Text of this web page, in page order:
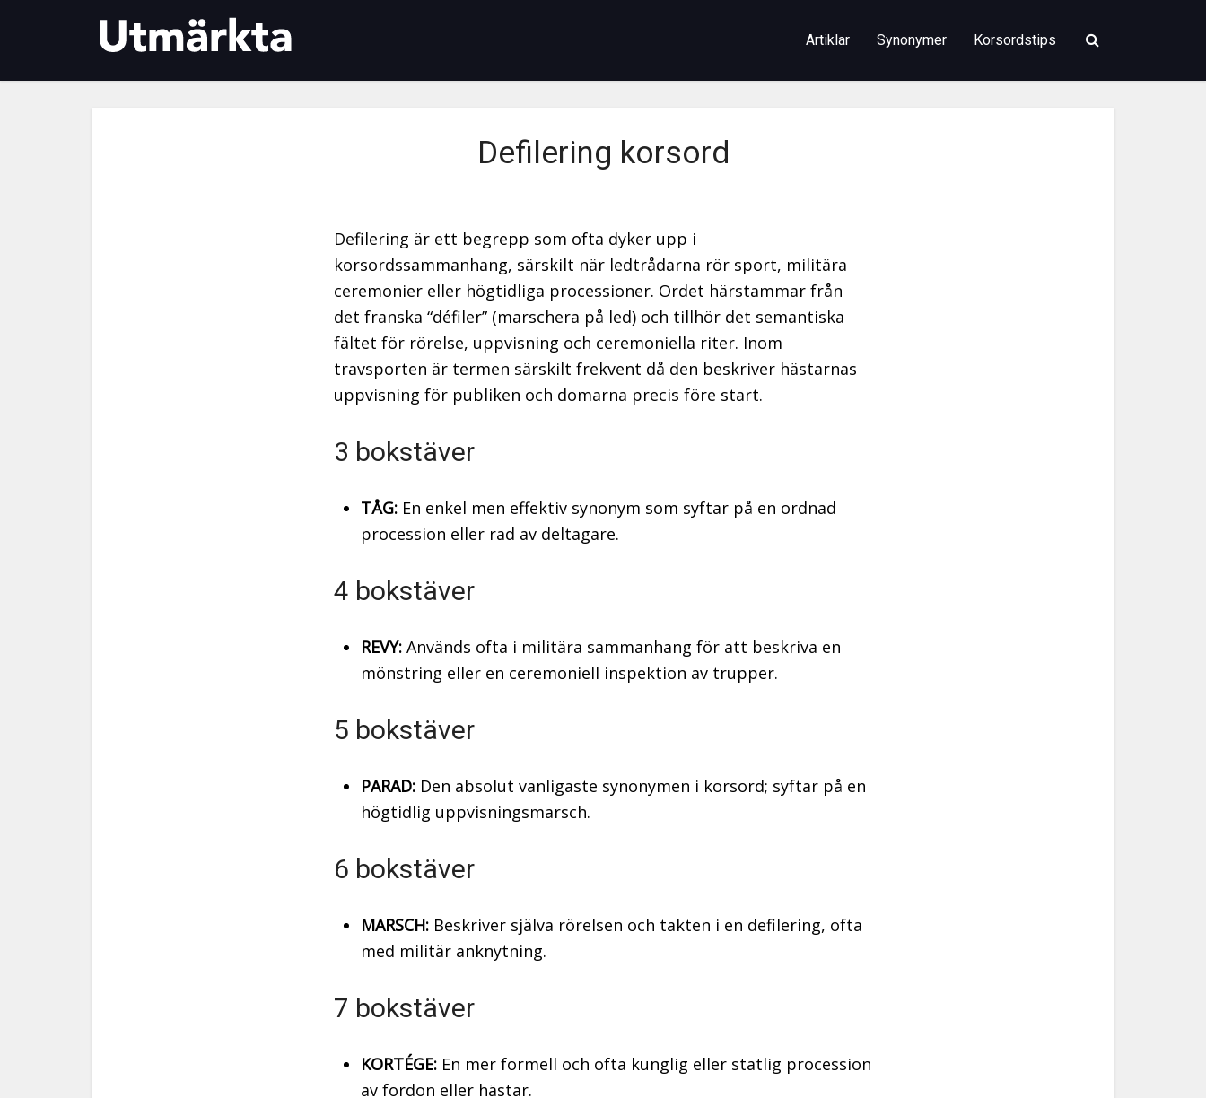
Artiklar Synonymer Korsordstips
Defilering korsord
Defilering är ett begrepp som ofta dyker upp i
korsordssammanhang, särskilt när ledtrådarna rör sport, militära
ceremonier eller högtidliga processioner. Ordet härstammar från
det franska “défiler” (marschera på led) och tillhör det semantiska
fältet för rörelse, uppvisning och ceremoniella riter. Inom
travsporten är termen särskilt frekvent då den beskriver hästarnas
uppvisning för publiken och domarna precis före start.
3 bokstäver
TÅG: En enkel men effektiv synonym som syftar på en ordnad
procession eller rad av deltagare.
4 bokstäver
REVY: Används ofta i militära sammanhang för att beskriva en
mönstring eller en ceremoniell inspektion av trupper.
5 bokstäver
PARAD: Den absolut vanligaste synonymen i korsord; syftar på en
högtidlig uppvisningsmarsch.
6 bokstäver
MARSCH: Beskriver själva rörelsen och takten i en defilering, ofta
med militär anknytning.
7 bokstäver
KORTÉGE: En mer formell och ofta kunglig eller statlig procession
av fordon eller hästar.